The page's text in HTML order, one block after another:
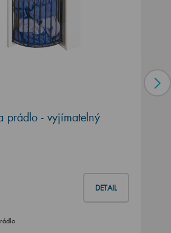
prádlo - vyjímatelný
DETAIL